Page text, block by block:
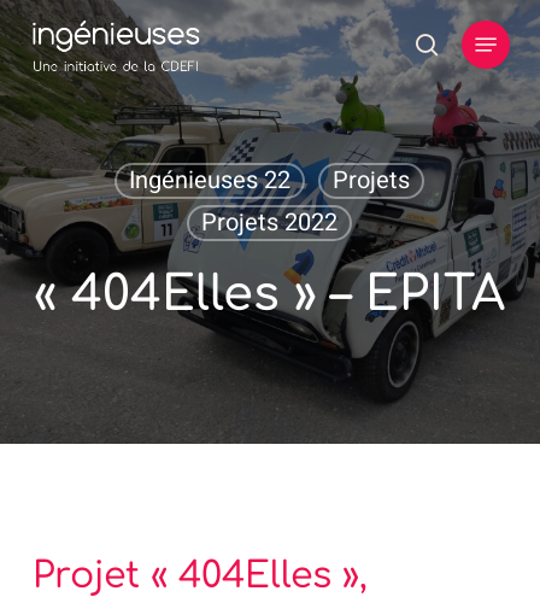
Skip
to
main
content
search
Menu
Ingénieuses 22
Projets
Projets 2022
« 404Elles » – EPITA
Projet « 404Elles »,